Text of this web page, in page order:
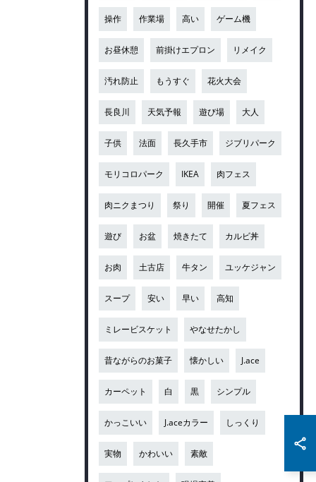
操作 作業場 高い ゲーム機
お昼休憩 前掛けエプロン リメイク
汚れ防止 もうすぐ 花火大会
長良川 天気予報 遊び場 大人
子供 法面 長久手市 ジブリパーク
モリコロパーク IKEA 肉フェス
肉ニクまつり 祭り 開催 夏フェス
遊び お盆 焼きたて カルビ丼
お肉 土古店 牛タン ユッケジャン
スープ 安い 早い 高知
ミレービスケット やなせたかし
昔ながらのお菓子 懐かしい J.ace
カーペット 白 黒 シンプル
かっこいい J.aceカラー しっくり
実物 かわいい 素敵